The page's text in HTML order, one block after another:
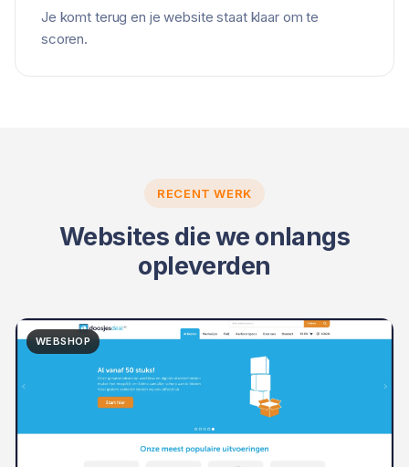
Je komt terug en je website staat klaar om te
scoren.
RECENT WERK
Websites die we onlangs
opleverden
WEBSHOP